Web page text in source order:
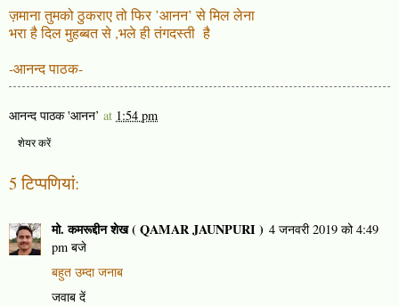
ज़माना तुमको ठुकराए तो फिर ’आनन’ से मिल लेना
भरा है दिल मुहब्बत से ,भले ही तंगदस्ती है
-आनन्द पाठक-
आनन्द पाठक 'आनन’ at 1:54 pm
शेयर करें
5 टिप्‍पणियां:
मो. कमरूद्दीन शेख ( QAMAR JAUNPURI ) 4 जनवरी 2019 को 4:49
pm बजे
बहुत उम्दा जनाब
जवाब दें